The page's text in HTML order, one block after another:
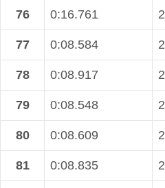
76 0:16.761 2
77 0:08.584 2
78 0:08.917 2
79 0:08.548 2
80 0:08.609 2
81 0:08.835 2